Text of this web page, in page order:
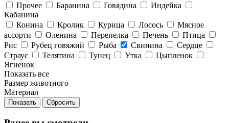
Прочее
Баранина Говядина
Индейка
Кабанина
Конина
Кролик Курица Лосось
Мясное
ассорти
Оленина Перепелка Печень
Птица
Рис
Рубец говяжий Рыба Свинина
Сердце
Страус
Телятина Тунец Утка
Цыпленок
Ягненок
Показать все
Размер животного
Материал
Сбросить